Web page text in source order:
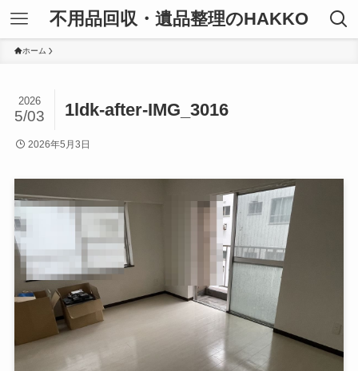
不用品回収・遺品整理のHAKKO
ホーム
1ldk-after-IMG_3016
2026
5/03
2026年5月3日